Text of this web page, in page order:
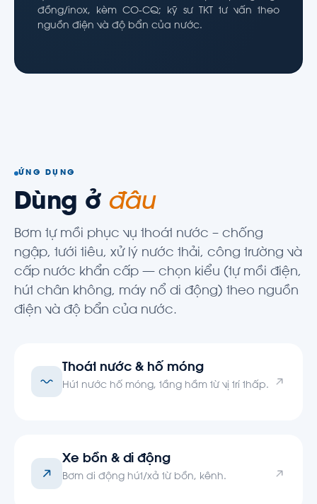
đồng/inox, kèm CO-CQ; kỹ sư TKT tư vấn theo
nguồn điện và độ bẩn của nước.
ỨNG DỤNG
Dùng ở đâu
Bơm tự mồi phục vụ thoát nước – chống
ngập, tưới tiêu, xử lý nước thải, công trường và
cấp nước khẩn cấp — chọn kiểu (tự mồi điện,
hút chân không, máy nổ di động) theo nguồn
điện và độ bẩn của nước.
Thoát nước & hố móng
Hút nước hố móng, tầng hầm từ vị trí thấp.
Xe bồn & di động
Bơm di động hút/xả từ bồn, kênh.